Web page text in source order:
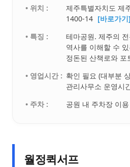
• 위치 :
제주특별자치도 제
1400-14 [바로가기]
• 특징 :
테마공원. 제주의
역사를 이해할 수
정돈된 산책로와 포
• 영업시간 : 확인 필요 (대부분
관리사무소 운영시
• 주차 :
공원 내 주차장 이
월정퀵서프